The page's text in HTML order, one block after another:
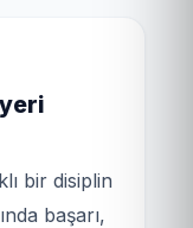
bir disiplin
başarı,